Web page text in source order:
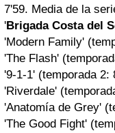
7'59. Media de la
'Brigada Costa del
'Modern Family'
'The Flash'
'9-1-1' (temporada 2:
'Riverdale'
'Anatomía de Grey'
'The Good Fight'